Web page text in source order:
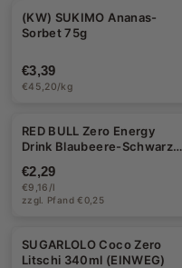
(KW) SUKIMO Ananas-
Sorbet 75g
€3,39
€45,20/kg
RED BULL Zero Energy
Drink Blaubeere-Schwarze
(EINWEG)
€2,29
€9,16/l
zzgl. Pfand €0,25
Halal
SUGARLOLO Coco Zero
Litschi 340ml (EINWEG)